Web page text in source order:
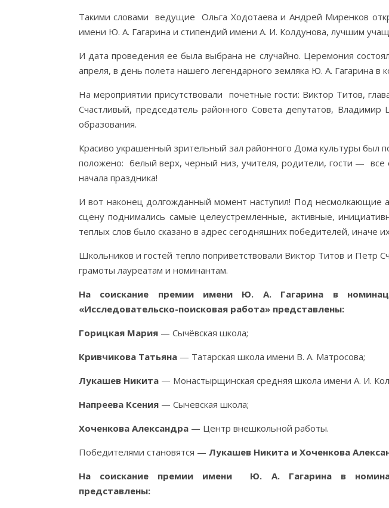
Такими словами ведущие Ольга Ходотаева и Андрей Миренков
имени Ю. А. Гагарина и стипендий имени А. И. Колдунова, лучшим
И дата проведения ее была выбрана не случайно. Церемония
апреля, в день полета нашего легендарного земляка Ю. А. Гагарина в
На мероприятии присутствовали почетные гости: Виктор Титов,
Счастливый, председатель районного Совета депутатов, Владимир
образования.
Красиво украшенный зрительный зал районного Дома культуры был
положено: белый верх, черный низ, учителя, родители, гости —
начала праздника!
И вот наконец долгожданный момент наступил! Под несмолкающие
сцену поднимались самые целеустремленные, активные,
теплых слов было сказано в адрес сегодняшних победителей, иначе
Школьников и гостей тепло поприветствовали Виктор Титов и Петр
грамоты лауреатам и номинантам.
На соискание премии имени Ю. А. Гагарина в
«Исследовательско-поисковая работа» представлены:
Горицкая Мария — Сычёвская школа;
Кривчикова Татьяна — Татарская школа имени В. А. Матросова;
Лукашев Никита — Монастырщинская средняя школа имени А. И.
Напреева Ксения — Сычевская школа;
Хоченкова Александра — Центр внешкольной работы.
Победителями становятся — Лукашев Никита и Хоченкова
На соискание премии имени Ю. А. Гагарина в
представлены: